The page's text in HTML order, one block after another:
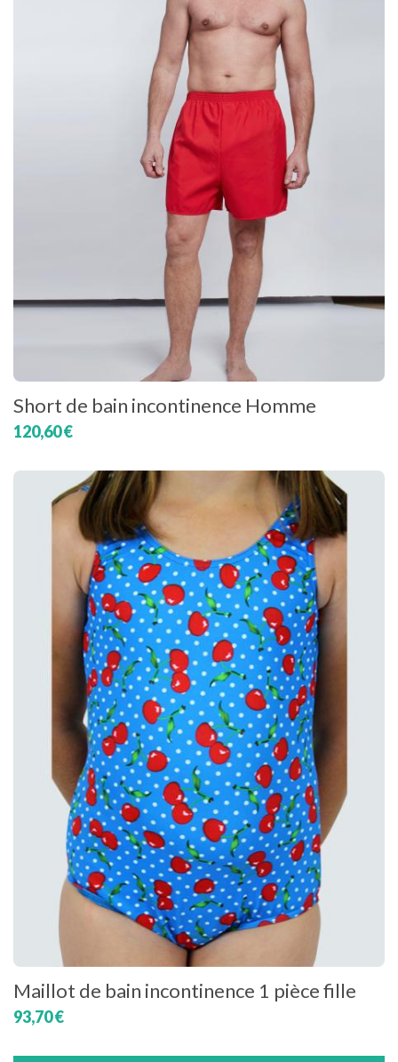
Short de bain incontinence Homme
120,60 €
Maillot de bain incontinence 1 pièce fille
93,70 €